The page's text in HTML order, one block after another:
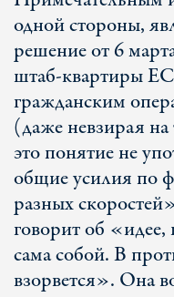
одной стороны,
решение от 6
штаб-квартиры
гражданским
(даже невзирая
это понятие не
общие усилия по
разных
говорит об «идее,
сама собой. В
взорвется». Она